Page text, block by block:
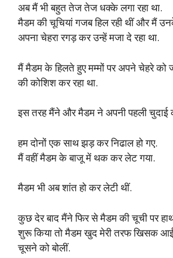
अब मैं भी बहुत तेज तेज धक्के लगा रहा था.
मैडम की चूचियां गजब हिल रही थीं और मैं
अपना चेहरा रगड़ कर उन्हें मजा दे रहा था.
मैं मैडम के हिलते हुए मम्मों पर अपने चेहरे को
की कोशिश कर रहा था.
इस तरह मैंने और मैडम ने अपनी पहली चुदाई
हम दोनों एक साथ झड़ कर निढाल हो गए.
मैं वहीं मैडम के बाजू में थक कर लेट गया.
मैडम भी अब शांत हो कर लेटी थीं.
कुछ देर बाद मैंने फिर से मैडम की चूची पर
शुरू किया तो मैडम खुद मेरी तरफ खिसक
चूसने को बोलीं.